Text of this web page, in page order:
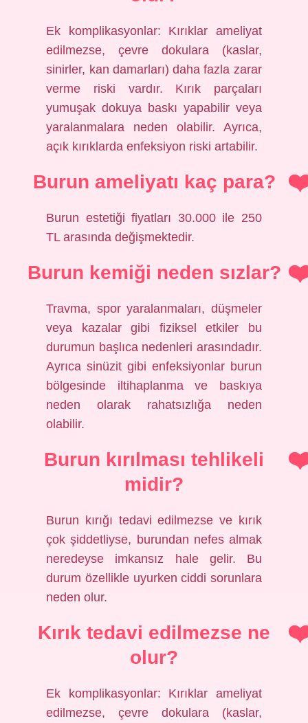
Ek komplikasyonlar: Kırıklar ameliyat
edilmezse, çevre dokulara (kaslar,
sinirler, kan damarları) daha fazla zarar
verme riski vardır. Kırık parçaları
yumuşak dokuya baskı yapabilir veya
yaralanmalara neden olabilir. Ayrıca,
açık kırıklarda enfeksiyon riski artabilir.
Burun ameliyatı kaç para?
Burun estetiği fiyatları 30.000 ile 250
TL arasında değişmektedir.
Burun kemiği neden sızlar?
Travma, spor yaralanmaları, düşmeler
veya kazalar gibi fiziksel etkiler bu
durumun başlıca nedenleri arasındadır.
Ayrıca sinüzit gibi enfeksiyonlar burun
bölgesinde iltihaplanma ve baskıya
neden olarak rahatsızlığa neden
olabilir.
Burun kırılması tehlikeli
midir?
Burun kırığı tedavi edilmezse ve kırık
çok şiddetliyse, burundan nefes almak
neredeyse imkansız hale gelir. Bu
durum özellikle uyurken ciddi sorunlara
neden olur.
Kırık tedavi edilmezse ne
olur?
Ek komplikasyonlar: Kırıklar ameliyat
edilmezse, çevre dokulara (kaslar,